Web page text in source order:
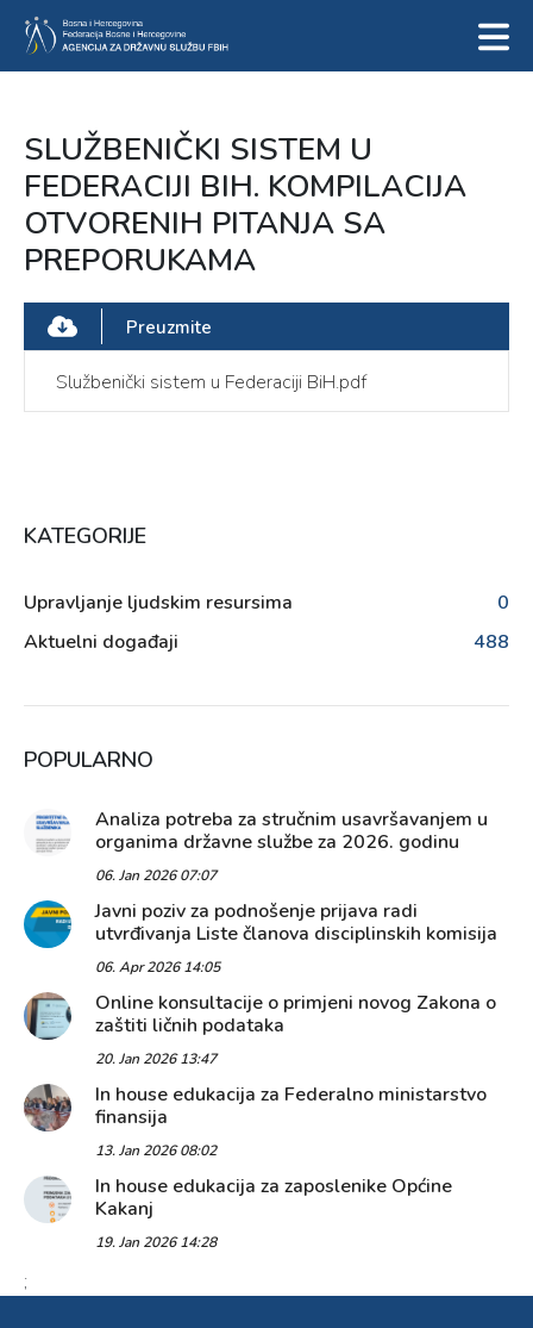
SLUŽBENIČKI SISTEM U
FEDERACIJI BIH. KOMPILACIJA
OTVORENIH PITANJA SA
PREPORUKAMA
Preuzmite
Službenički sistem u Federaciji BiH.pdf
KATEGORIJE
Upravljanje ljudskim resursima
0
Aktuelni događaji
488
POPULARNO
Analiza potreba za stručnim usavršavanjem u
organima državne službe za 2026. godinu
06. Jan 2026 07:07
Javni poziv za podnošenje prijava radi
utvrđivanja Liste članova disciplinskih komisija
06. Apr 2026 14:05
Online konsultacije o primjeni novog Zakona o
zaštiti ličnih podataka
20. Jan 2026 13:47
In house edukacija za Federalno ministarstvo
finansija
13. Jan 2026 08:02
In house edukacija za zaposlenike Općine
Kakanj
19. Jan 2026 14:28
;